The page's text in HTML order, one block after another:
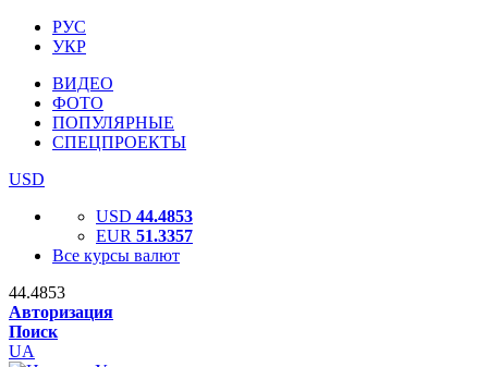
РУС
УКР
ВИДЕО
ФОТО
ПОПУЛЯРНЫЕ
СПЕЦПРОЕКТЫ
USD
USD 44.4853
EUR 51.3357
Все курсы валют
44.4853
Авторизация
Поиск
UA